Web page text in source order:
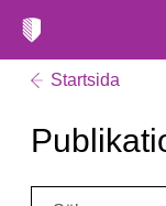
Startsida
Sök: